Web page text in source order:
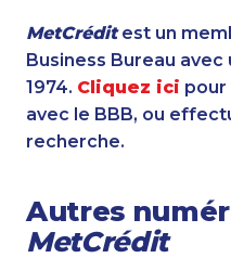
MetCréditest un
Business Bureau
1974. Cliquez ici
avec le BBB, ou
recherche.
Autres
MetCrédit